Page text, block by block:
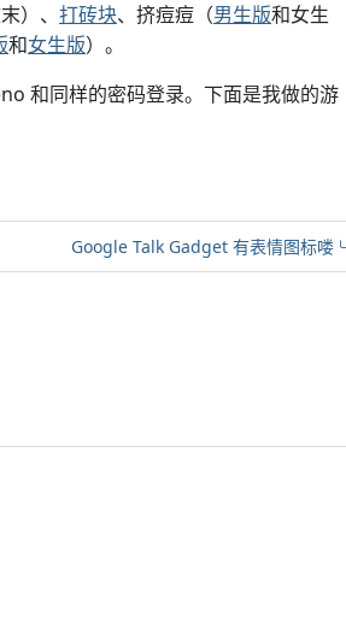
）、 打砖块、挤痘痘（男生版和女生
和女生版）。
和同样的密码登录。下面是我做的游
Google Talk Gadget 有表情图标喽